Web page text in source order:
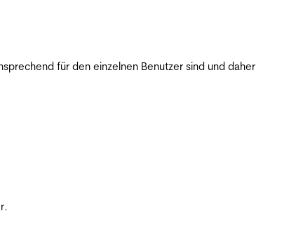
für den einzelnen Benutzer sind und daher